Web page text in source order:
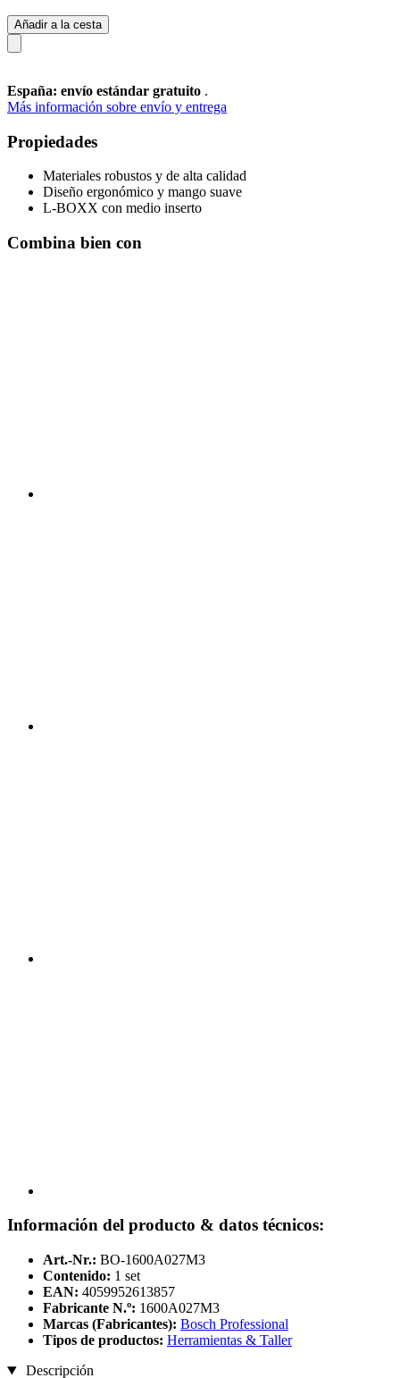
Añadir a la cesta
España: envío estándar gratuito .
Más información sobre envío y entrega
Propiedades
Materiales robustos y de alta calidad
Diseño ergonómico y mango suave
L-BOXX con medio inserto
Combina bien con
Información del producto & datos técnicos:
Art.-Nr.: BO-1600A027M3
Contenido: 1 set
EAN: 4059952613857
Fabricante N.º: 1600A027M3
Marcas (Fabricantes): Bosch Professional
Tipos de productos: Herramientas & Taller
Descripción